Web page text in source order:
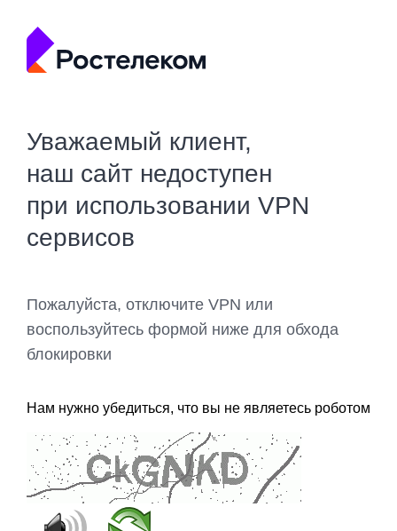
Уважаемый клиент,
наш сайт недоступен
при использовании VPN
сервисов
Пожалуйста, отключите VPN или
воспользуйтесь формой ниже для обхода
блокировки
Нам нужно убедиться, что вы не являетесь роботом